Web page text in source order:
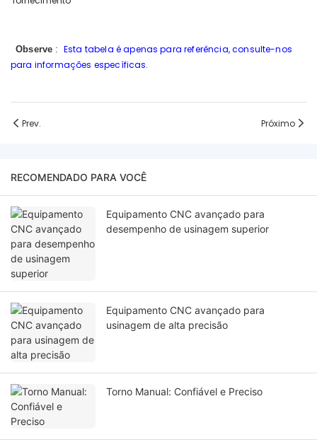
Observe : Esta tabela é apenas para referência, consulte-nos
para informações específicas.
Prev. Próximo
RECOMENDADO PARA VOCÊ
Equipamento CNC avançado para
desempenho de usinagem superior
Equipamento CNC avançado para
usinagem de alta precisão
Torno Manual: Confiável e Preciso